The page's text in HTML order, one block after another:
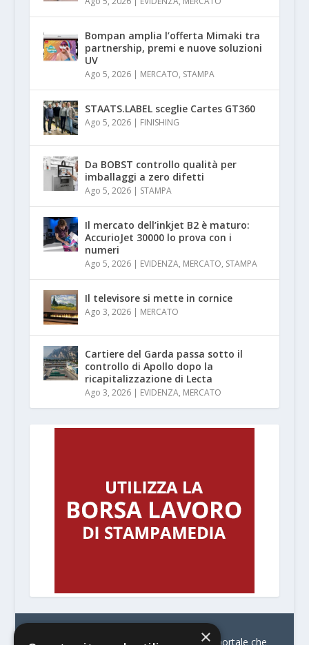
Bompan amplia l’offerta Mimaki tra
partnership, premi e nuove soluzioni
UV
Ago 5, 2026| MERCATO, STAMPA
STAATS.LABEL sceglie Cartes GT360
Ago 5, 2026| FINISHING
Da BOBST controllo qualità per
imballaggi a zero difetti
Ago 5, 2026| STAMPA
Il mercato dell’inkjet B2 è maturo:
AccurioJet 30000 lo prova con i
numeri
Ago 5, 2026| EVIDENZA, MERCATO, STAMPA
Il televisore si mette in cornice
Ago 3, 2026| MERCATO
Cartiere del Garda passa sotto il
controllo di Apollo dopo la
ricapitalizzazione di Lecta
Ago 3, 2026| EVIDENZA, MERCATO
© Stratego Group – stampamedia.net è il portale che
×